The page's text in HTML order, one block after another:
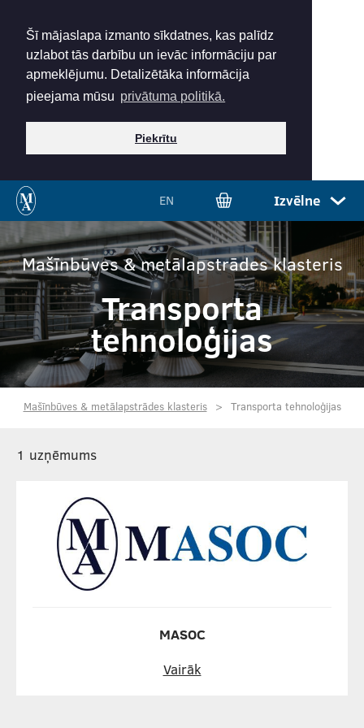
Šī mājaslapa izmanto sīkdatnes, kas palīdz
uzlabot tās darbību un ievāc informāciju par
apmeklējumu. Detalizētāka informācija
pieejama mūsu privātuma politikā.
Piekrītu
Izvēlne
EN
Mašīnbūves & metālapstrādes klasteris
Transporta
tehnoloģijas
Mašīnbūves & metālapstrādes klasteris Transporta tehnoloģijas
1 uzņēmums
MASOC
Vairāk